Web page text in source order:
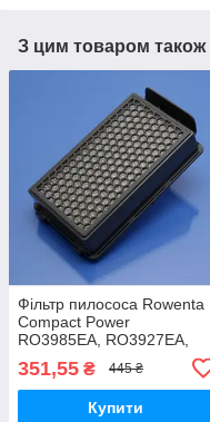
З цим товаром
Фільтр пилососа Rowenta
Compact Power
RO3985EA, RO3927EA,
RO3969EA
351,55 ₴ 445 ₴
Купити